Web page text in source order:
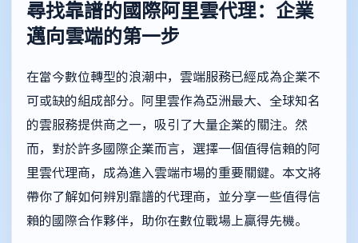
尋找靠譜的國際阿里雲代理：企業
邁向雲端的第一步
在當今數位轉型的浪潮中，雲端服務已經成為企業不
可或缺的組成部分。阿里雲作為亞洲最大、全球知名
的雲服務提供商之一，吸引了大量企業的關注。然
而，對於許多國際企業而言，選擇一個值得信賴的阿
里雲代理商，成為進入雲端市場的重要關鍵。本文將
帶你了解如何辨別靠譜的代理商，並分享一些值得信
賴的國際合作夥伴，助你在數位戰場上贏得先機。